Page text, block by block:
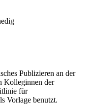
Publizieren an der
Kolleginnen der
für
Vorlage benutzt.